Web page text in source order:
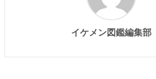
イケメン図鑑編集部